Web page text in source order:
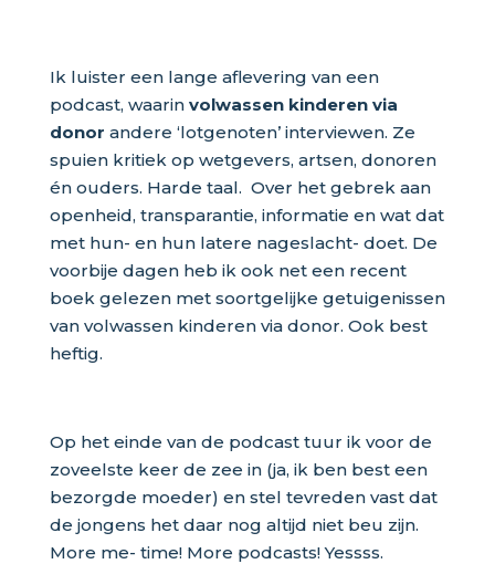
Ik luister een lange aflevering van een
podcast, waarin volwassen kinderen via
donor andere ‘lotgenoten’ interviewen. Ze
spuien kritiek op wetgevers, artsen, donoren
én ouders. Harde taal. Over het gebrek aan
openheid, transparantie, informatie en wat dat
met hun- en hun latere nageslacht- doet. De
voorbije dagen heb ik ook net een recent
boek gelezen met soortgelijke getuigenissen
van volwassen kinderen via donor. Ook best
heftig.
Op het einde van de podcast tuur ik voor de
zoveelste keer de zee in (ja, ik ben best een
bezorgde moeder) en stel tevreden vast dat
de jongens het daar nog altijd niet beu zijn.
More me- time! More podcasts! Yessss.